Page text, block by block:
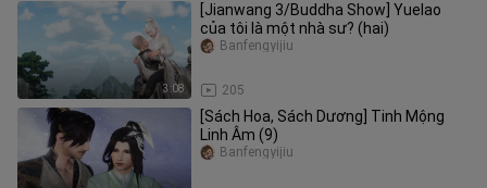
3:08
[Jianwang 3/Buddha Show] Yuelao
của tôi là một nhà sư? (hai)
205
Banfengyijiu
[Sách Hoa, Sách Dương] Tinh Mộng
Linh Âm (9)
Banfengyijiu